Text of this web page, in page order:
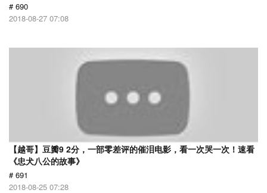
# 690
2018-08-27 07:08
【越哥】豆瓣9 2分，一部零差评的催泪电影，看一次哭一次！速看
《忠犬八公的故事》
# 691
2018-08-25 07:28